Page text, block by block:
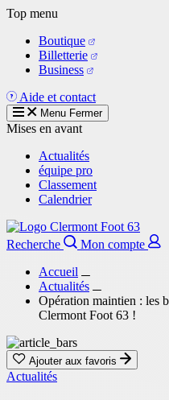
Aller
contenu
principal
Top menu
Boutique
Billetterie
Business
Aide et contact
Menu Fermer
Mises en avant
Actualités
équipe pro
Classement
Calendrier
Recherche
Mon compte
Accueil
Actualités
Opération maintien : les
Clermont Foot 63 !
Ajouter aux favoris
Actualités